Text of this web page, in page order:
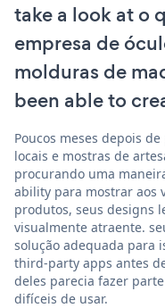
take a look at o
empresa de
molduras de
been able to
Poucos meses depois
locais e mostras de
procurando uma
ability para mostrar aos
produtos, seus designs
visualmente atraente.
solução adequada para
third-party apps antes
deles parecia fazer
difíceis de usar.